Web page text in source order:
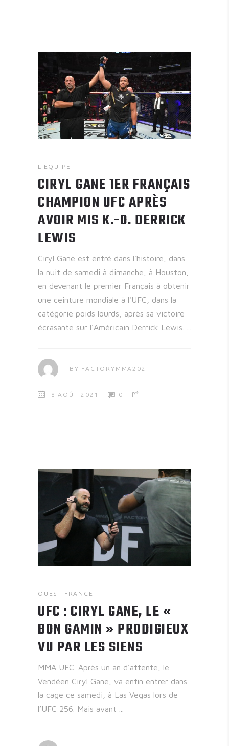
L'EQUIPE
CIRYL GANE 1ER FRANÇAIS
CHAMPION UFC APRÈS
AVOIR MIS K.-O. DERRICK
LEWIS
Ciryl Gane est entré dans l'histoire, dans
la nuit de samedi à dimanche, à Houston,
en devenant le premier Français à obtenir
une ceinture mondiale à l'UFC, dans la
catégorie poids lourds, après sa victoire
écrasante sur l'Américain Derrick Lewis.
BY FACTORYMMA202I
8 AOÛT 2021 0
OUEST FRANCE
UFC : CIRYL GANE, LE «
BON GAMIN » PRODIGIEUX
VU PAR LES SIENS
MMA UFC. Après un an d’attente, le
Vendéen Ciryl Gane, va enfin entrer dans
la cage ce samedi, à Las Vegas lors de
l’UFC 256. Mais avant